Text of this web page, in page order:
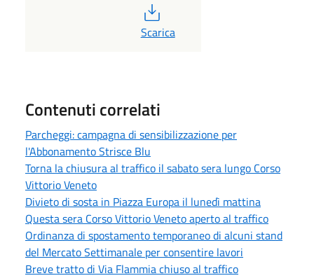
PDF
Scarica
Contenuti correlati
Parcheggi: campagna di sensibilizzazione per
l'Abbonamento Strisce Blu
Torna la chiusura al traffico il sabato sera lungo Corso
Vittorio Veneto
Divieto di sosta in Piazza Europa il lunedì mattina
Questa sera Corso Vittorio Veneto aperto al traffico
Ordinanza di spostamento temporaneo di alcuni stand
del Mercato Settimanale per consentire lavori
Breve tratto di Via Flammia chiuso al traffico